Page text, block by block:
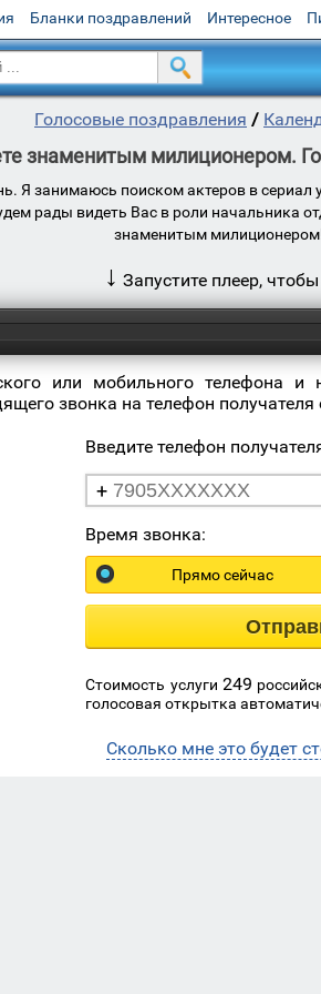
Бланки поздравлений Интересное
Голосовые поздравления /
знаменитым милиционером.
Я занимаюсь поиском актеров в
рады видеть Вас в роли начальника
знаменитым
↓ Запустите плеер,
или мобильного телефона
звонка на телефон получателя
Введите телефон
+
Время звонка:
Прямо сейчас
Стоимость услуги 249
голосовая открытка
Сколько мне это будет